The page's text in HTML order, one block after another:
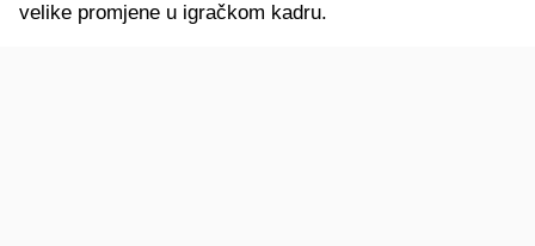
velike promjene u igračkom kadru.